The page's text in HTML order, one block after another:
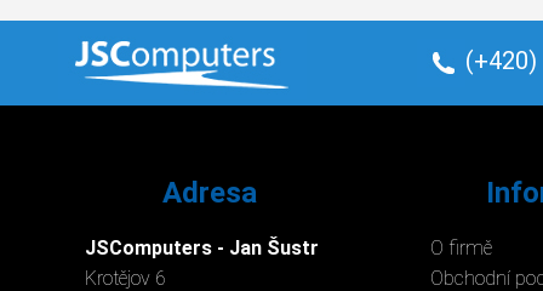
(+420)
Adresa
JSComputers - Jan Šustr
Krotějov 6
O firmě
Obchodní